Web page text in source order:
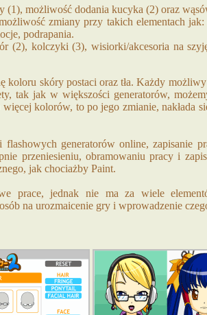
(1), możliwość dodania kucyka (2) oraz
zmiany przy takich elementach
podrapania.
(2), kolczyki (3), wisiorki/akcesoria na
koloru skóry postaci oraz tła. Każdy
tak jak w większości generatorów,
kolorów, to po jego zmianie, nakłada
generatorów online, zapisanie
przeniesieniu, obramowaniu pracy i
jak chociażby Paint.
prace, jednak nie ma za wiele
na urozmaicenie gry i wprowadzenie